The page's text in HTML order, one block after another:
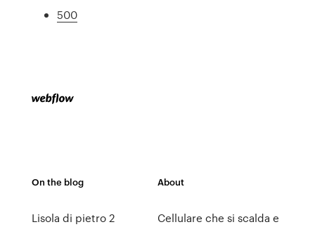
500
On the blog
Lisola di pietro 2
About
Cellulare che si scalda e